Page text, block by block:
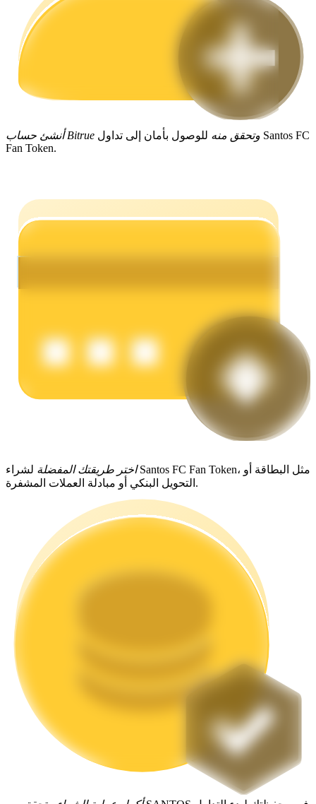
يكسب
خنزير الطاقة
احصل على مكافآت تنافسية يوميًا
التوقيع المساحي
عوائد عالية والوصول الفوري
Launchpool
الرهان المرن لكسب العملات الرقمية الشهيرة
أنشئ حساب Bitrue وتحقق منه للوصول بأمان إلى تداول Santos FC
Fan Token.
اختر طريقتك المفضلة لشراء Santos FC Fan Token، مثل البطاقة أو
التحويل البنكي أو مبادلة العملات المشفرة.